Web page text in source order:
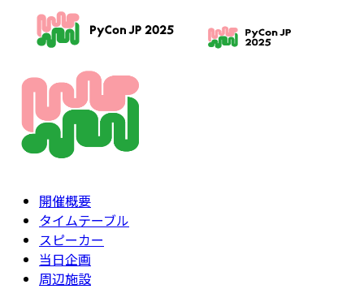
開催概要
タイムテーブル
スピーカー
当日企画
周辺施設